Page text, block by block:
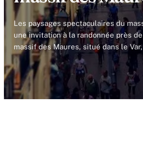
Les paysages spectaculaires du
une invitation à la randonnée près
massif des Maures, situé dans le